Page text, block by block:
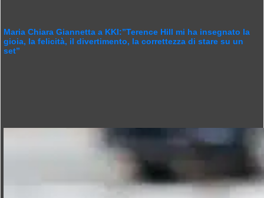
Maria Chiara Giannetta a KKI:”Terence Hill mi ha insegnato la
gioia, la felicità, il divertimento, la correttezza di stare su un
set”